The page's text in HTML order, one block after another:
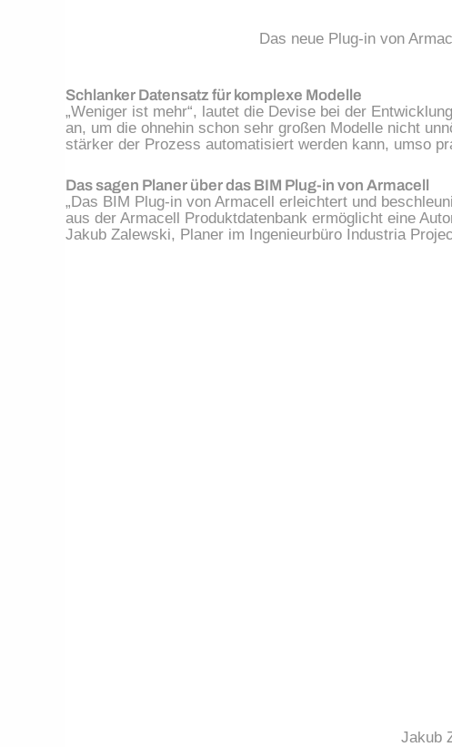
Das neue Plug-in von
Schlanker Datensatz für komplexe Modelle
„Weniger ist mehr“, lautet die Devise bei der
an, um die ohnehin schon sehr großen Modelle nicht
stärker der Prozess automatisiert werden kann, umso
Das sagen Planer über das BIM Plug-in von Armacell
„Das BIM Plug-in von Armacell erleichtert und
aus der Armacell Produktdatenbank ermöglicht eine
Jakub Zalewski, Planer im Ingenieurbüro Industria
Jakub